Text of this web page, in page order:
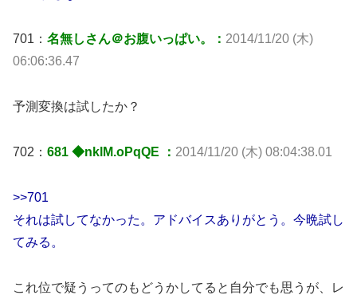
701： 名無しさん＠お腹いっぱい。： 2014/11/20 (木)
06:06:36.47
予測変換は試したか？
702： 681 ◆nklM.oPqQE ： 2014/11/20 (木) 08:04:38.01
>>701
それは試してなかった。アドバイスありがとう。今晩試し
てみる。
これ位で疑うってのもどうかしてると自分でも思うが、レ